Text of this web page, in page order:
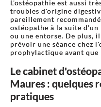
L'ostéopathie est aussi
troubles d'origine
pareillement
ostéopathe à la suite
ou une entorse. De plus,
prévoir une séance chez
prophylactique avant que
Le cabinet
Maures : quelques
pratiques